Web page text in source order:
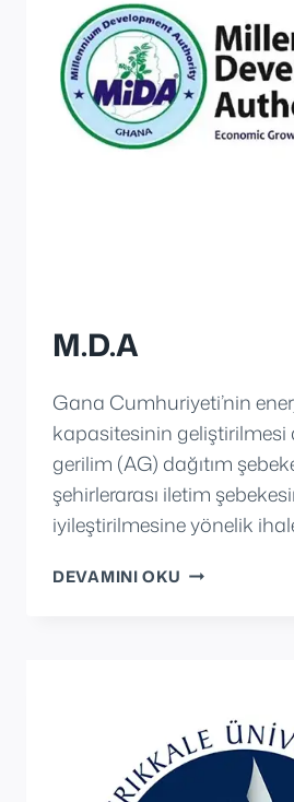
M.D.A
Gana Cumhuriyeti’nin
kapasitesinin geliştirilmesi
gerilim (AG) dağıtım
şehirlerarası iletim
iyileştirilmesine yönelik
DEVAMINI OKU M.D.A